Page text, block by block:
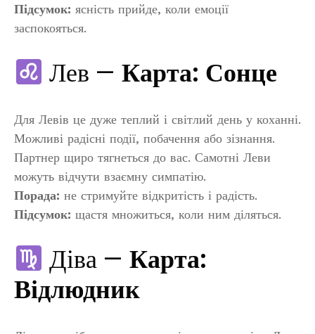
Підсумок: ясність прийде, коли емоції
заспокояться.
Лев —Карта: Сонце
Для Левів це дуже теплий і світлий день у коханні.
Можливі радісні події, побачення або зізнання.
Партнер щиро тягнеться до вас. Самотні Леви
можуть відчути взаємну симпатію.
Порада: не стримуйте відкритість і радість.
Підсумок: щастя множиться, коли ним діляться.
Діва —Карта:
Відлюдник